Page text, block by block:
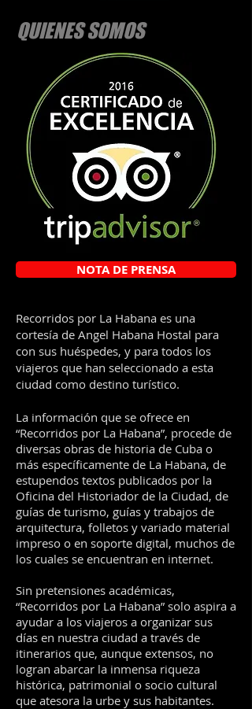
QUIENES SOMOS
Recorridos por La Habana es una
cortesía de Angel Habana Hostal para
con sus huéspedes, y para todos los
viajeros que han seleccionado a esta
ciudad como destino turístico.
La información que se ofrece en
“Recorridos por La Habana”, procede de
diversas obras de historia de Cuba o
más específicamente de La Habana, de
estupendos textos publicados por la
Oficina del Historiador de la Ciudad, de
guías de turismo, guías y trabajos de
arquitectura, folletos y variado material
impreso o en soporte digital, muchos de
los cuales se encuentran en internet.
Sin pretensiones académicas,
“Recorridos por La Habana” solo aspira a
ayudar a los viajeros a organizar sus
días en nuestra ciudad a través de
itinerarios que, aunque extensos, no
logran abarcar la inmensa riqueza
histórica, patrimonial o socio cultural
que atesora la urbe y sus habitantes.
NOTA DE PRENSA